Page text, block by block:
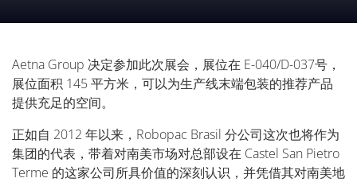
它代表着行业内工艺技术、
Aetna Group 决定参加此次展会，展位在 E-040/D-037号，
展位面积 145 平方米，可以为生产线末端包装的推荐产品
提供充足的空间。
正如自 2012 年以来，Robopac Brasil 分公司这次也将作为
集团的代表，带着对南美市场对总部设在 Castel San Pietro
Terme 的这家公司所具价值的深刻认识，并凭借其对南美地